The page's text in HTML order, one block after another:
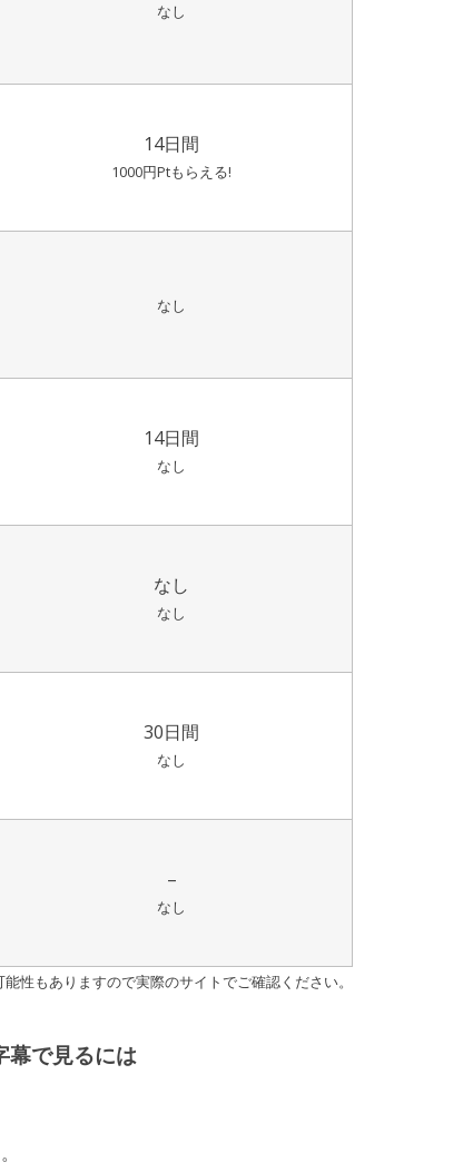
なし
14日間
1000円Ptもらえる!
なし
14日間
なし
なし
なし
30日間
なし
–
なし
性もありますので実際のサイトでご確認ください。
幕で見るには